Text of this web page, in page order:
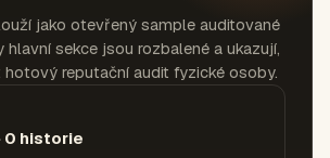
jako otevřený sample auditované
hlavní sekce jsou rozbalené a ukazují,
reputační audit fyzické osoby.
0 historie